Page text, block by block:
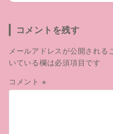
コメントを残す
メールアドレスが公開される
いている欄は必須項目です
コメント ※